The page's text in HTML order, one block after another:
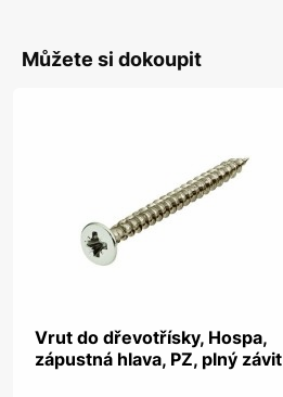
Můžete si dokoupit
Vrut do dřevotřísky, Hospa,
zápustná hlava, PZ, plný závit